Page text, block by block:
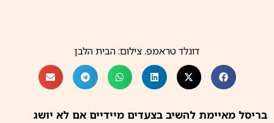
דונלד טראמפ. צילום: הבית הלבן
בריסל מאיימת להשיב בצעדים מיידיים אם לא יושג